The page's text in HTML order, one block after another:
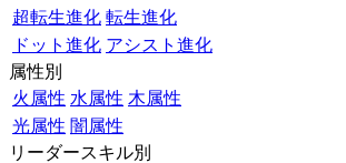
超転生進化 転生進化
ドット進化 アシスト進化
属性別
火属性 水属性 木属性
光属性 闇属性
リーダースキル別